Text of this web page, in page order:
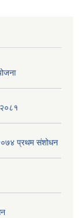
२०८१
२०७४ प्रथम संशोधन